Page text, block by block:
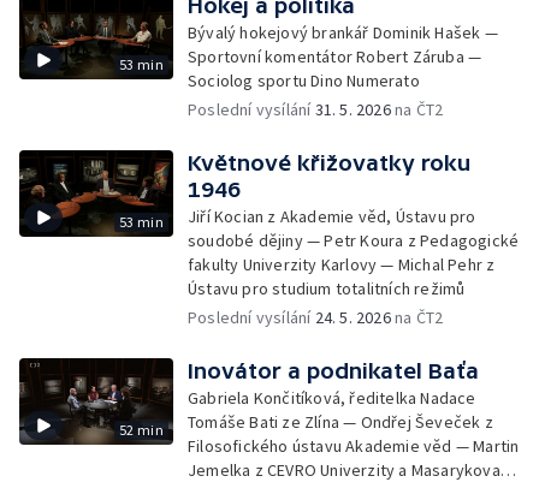
53 min
Hokej a politika
Bývalý hokejový brankář Dominik Hašek —
Sportovní komentátor Robert Záruba —
Sociolog sportu Dino Numerato
Poslední vysílání31. 5. 2026na ČT2
53 min
Květnové křižovatky roku
1946
Jiří Kocian z Akademie věd, Ústavu pro
soudobé dějiny — Petr Koura z Pedagogické
fakulty Univerzity Karlovy — Michal Pehr z
Ústavu pro studium totalitních režimů
Poslední vysílání 24. 5. 2026na ČT2
52 min
Inovátor a podnikatel Baťa
Gabriela Končitíková, ředitelka Nadace
Tomáše Bati ze Zlína — Ondřej Ševeček z
Filosofického ústavu Akademie věd — Martin
Jemelka z CEVRO Univerzity a Masarykova